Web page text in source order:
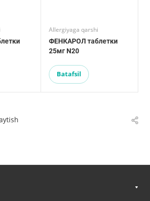
Allergiyaga qarshi
ФЕНКАРОЛ таблетки
25мг N20
Batafsil